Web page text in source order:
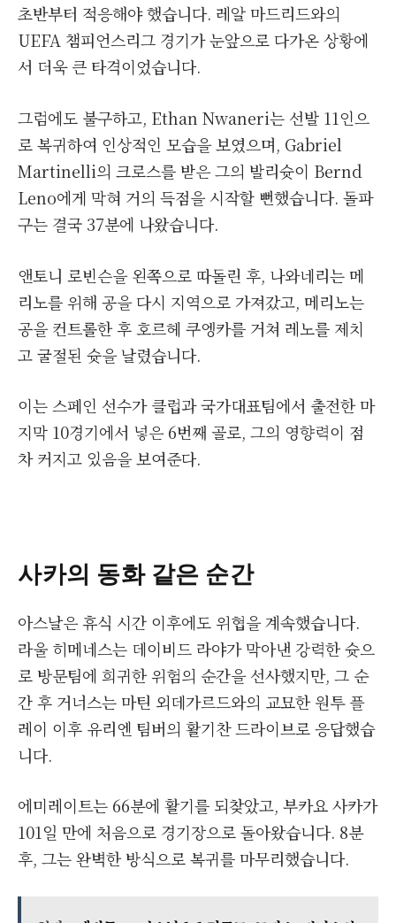
초반부터 적응해야 했습니다. 레알 마드리드와의
UEFA 챔피언스리그 경기가 눈앞으로 다가온 상황에
서 더욱 큰 타격이었습니다.
그럼에도 불구하고, Ethan Nwaneri는 선발 11인으
로 복귀하여 인상적인 모습을 보였으며, Gabriel
Martinelli의 크로스를 받은 그의 발리슛이 Bernd
Leno에게 막혀 거의 득점을 시작할 뻔했습니다. 돌파
구는 결국 37분에 나왔습니다.
앤토니 로빈슨을 왼쪽으로 따돌린 후, 나와네리는 메
리노를 위해 공을 다시 지역으로 가져갔고, 메리노는
공을 컨트롤한 후 호르헤 쿠엥카를 거쳐 레노를 제치
고 굴절된 슛을 날렸습니다.
이는 스페인 선수가 클럽과 국가대표팀에서 출전한 마
지막 10경기에서 넣은 6번째 골로, 그의 영향력이 점
차 커지고 있음을 보여준다.
사카의 동화 같은 순간
아스날은 휴식 시간 이후에도 위협을 계속했습니다.
라울 히메네스는 데이비드 라야가 막아낸 강력한 슛으
로 방문팀에 희귀한 위험의 순간을 선사했지만, 그 순
간 후 거너스는 마틴 외데가르드와의 교묘한 원투 플
레이 이후 유리엔 팀버의 활기찬 드라이브로 응답했습
니다.
에미레이트는 66분에 활기를 되찾았고, 부카요 사카가
101일 만에 처음으로 경기장으로 돌아왔습니다. 8분
후, 그는 완벽한 방식으로 복귀를 마무리했습니다.